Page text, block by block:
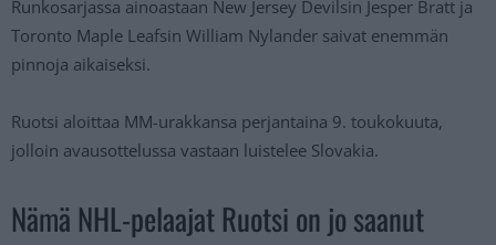
Runkosarjassa ainoastaan New Jersey Devilsin Jesper Bratt ja
Toronto Maple Leafsin William Nylander saivat enemmän
pinnoja aikaiseksi.
Ruotsi aloittaa MM-urakkansa perjantaina 9. toukokuuta,
jolloin avausottelussa vastaan luistelee Slovakia.
Nämä NHL-pelaajat Ruotsi on jo saanut